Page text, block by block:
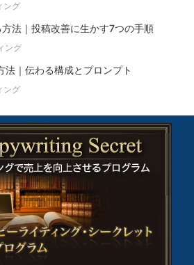
ング
法｜投稿改善に生かす7つの手順
ング
｜伝わる構成とプロンプト
ング